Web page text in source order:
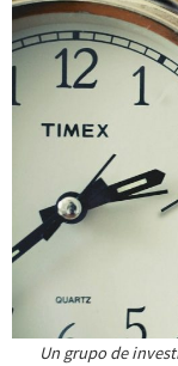
Un grupo de